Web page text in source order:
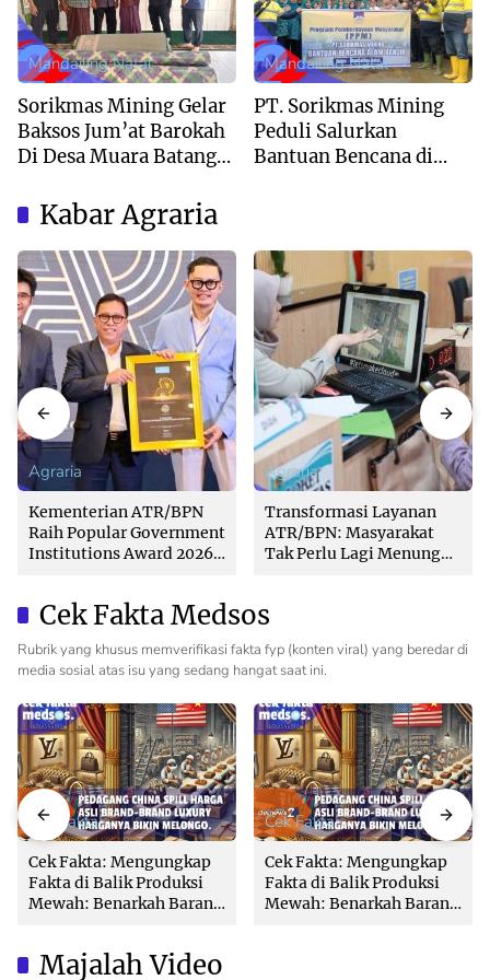
Mandailing Natal
Sorikmas Mining Gelar
Baksos Jum’at Barokah
Di Desa Muara Batang
Mandailing Natal
PT. Sorikmas Mining
Peduli Salurkan
Bantuan Bencana di
Kabar Agraria
Agraria
Kementerian ATR/BPN
Raih Popular Government
Institutions Award 2026
Agraria
Transformasi Layanan
ATR/BPN: Masyarakat
Tak Perlu Lagi Menunggu
Cek Fakta Medsos
Rubrik yang khusus memverifikasi fakta fyp (konten viral) yang beredar di
media sosial atas isu yang sedang hangat saat ini.
Cek Fakta
Cek Fakta: Mengungkap
Fakta di Balik Produksi
Mewah: Benarkah Barang
Cek Fakta
Cek Fakta: Mengungkap
Fakta di Balik Produksi
Mewah: Benarkah Barang
Majalah Video